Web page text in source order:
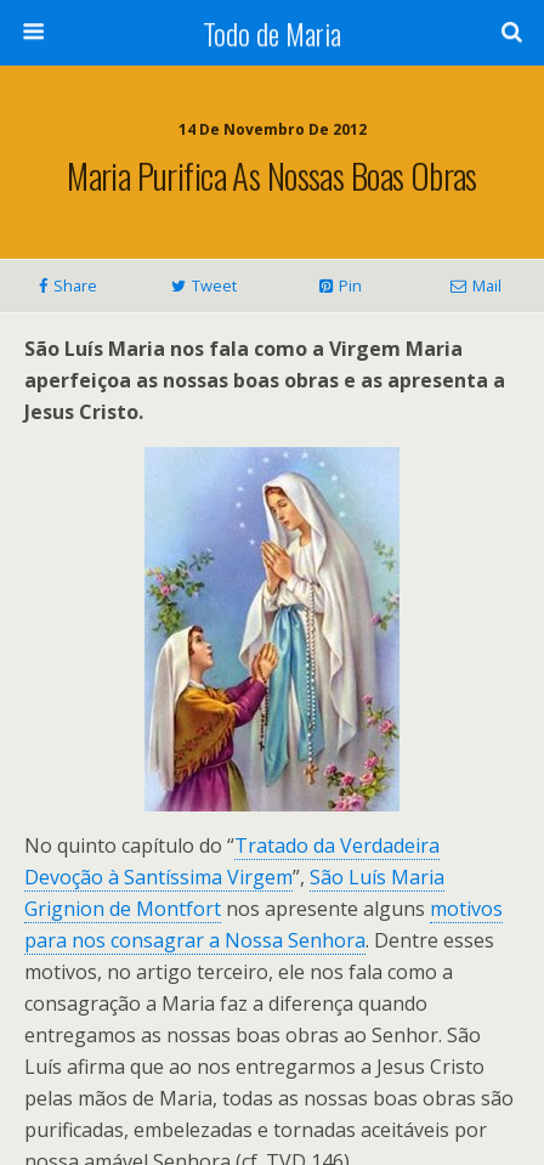
Todo de Maria
14 De Novembro De 2012
Maria Purifica As Nossas Boas Obras
Share Tweet Pin Mail
São Luís Maria nos fala como a Virgem Maria
aperfeiçoa as nossas boas obras e as apresenta a
Jesus Cristo.
No quinto capítulo do “Tratado da Verdadeira
Devoção à Santíssima Virgem”, São Luís Maria
Grignion de Montfort nos apresente alguns motivos
para nos consagrar a Nossa Senhora. Dentre esses
motivos, no artigo terceiro, ele nos fala como a
consagração a Maria faz a diferença quando
entregamos as nossas boas obras ao Senhor. São
Luís afirma que ao nos entregarmos a Jesus Cristo
pelas mãos de Maria, todas as nossas boas obras são
purificadas, embelezadas e tornadas aceitáveis por